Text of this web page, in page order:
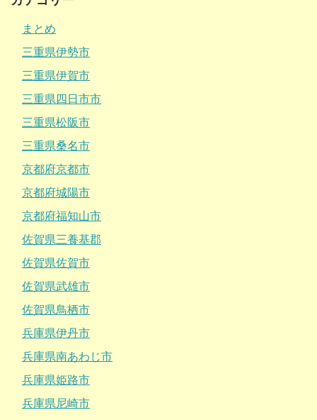
まとめ
三重県伊勢市
三重県伊賀市
三重県四日市市
三重県松阪市
三重県桑名市
京都府京都市
京都府城陽市
京都府福知山市
佐賀県三養基郡
佐賀県佐賀市
佐賀県武雄市
佐賀県鳥栖市
兵庫県伊丹市
兵庫県南あわじ市
兵庫県姫路市
兵庫県尼崎市